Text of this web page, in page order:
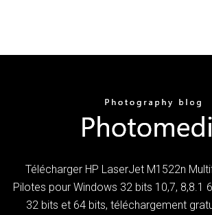
Télécharger HP LaserJet M1522n
Pilotes pour Windows 32 bits 10,7, 8,8.1
32 bits et 64 bits, téléchargement